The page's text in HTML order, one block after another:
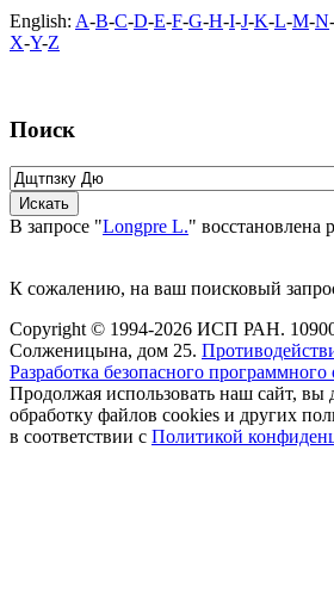
English: A-B-C-D-E-F-G-H-I-J-K-L-M-N-
X-Y-Z
Поиск
В запросе "Longpre L." восстановлена
К сожалению, на ваш поисковый
Copyright © 1994-2026 ИСП РАН.
Солженицына, дом 25.
Разработка безопасного
Продолжая использовать наш сайт, вы
обработку файлов cookies и других
в соответствии с Политикой